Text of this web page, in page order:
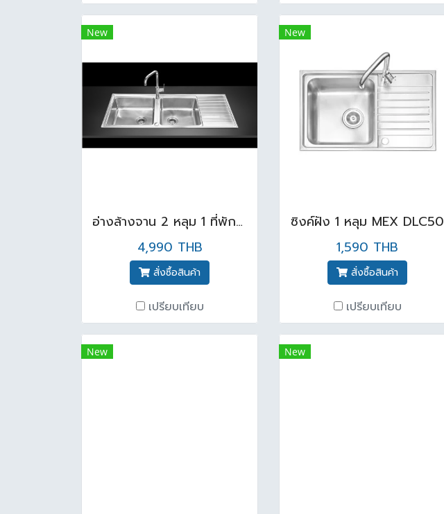
New
อ่างล้างจาน 2 หลุม 1 ที่พัก สเตนเลส สตีล AISI 304 รุ่น ELB230BM
4,990 THB
สั่งซื้อสินค้า
เปรียบเทียบ
New
ซิงค์ฝัง 1 หลุม MEX DLC50
1,590 THB
สั่งซื้อสินค้า
เปรียบเทียบ
New New